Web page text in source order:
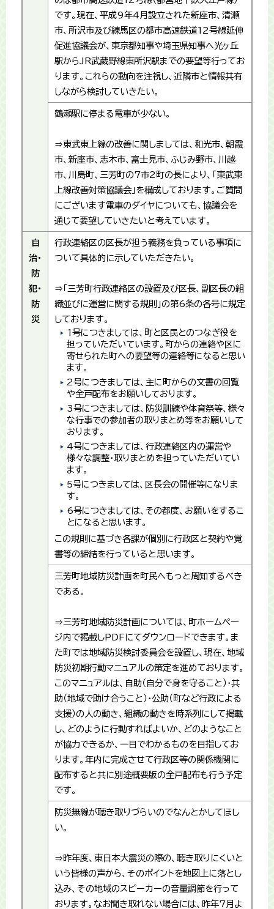
です。現在、平成9年4月設立された新座市、清瀬
市、所沢市及び練馬区の都市高速鉄道12号線延伸
促進協議会が、東京都知事や埼玉県知事へ光ヶ丘
駅からJR武蔵野線東所沢駅までの要望等行ってお
ります。これらの動向を注視し、近隣市と情報共有
しながら検討していきたい。
鶴瀬駅に停まる電車が少ない。
⇒東武東上線の改善に関しましては、和光市、朝霞
市、新座市、志木市、富士見市、ふじみ野市、川越
市、川島町、三芳町の7市2町の長により、「東武東
上線改善対策協議会」を構成しております。ご質問
にございます電車のダイヤについても、協議会を
通じて要望していきたいと考えています。
自
治・
防
犯・
防
災
行政連絡区の区長が担う義務を負っている事項に
ついて具体的に示していただきたい。
⇒「三芳町行政連絡区の設置及び区長、副区長の組
織並びに運営に関する規則」の第6条の各号に規定
しております。
1号につきましては、町と区民とのつなぎ役を
担っていただいています。町からの連絡や区に
寄せられた町への要望等の連絡等になると思い
ます。
2号につきましては、主に町からの文書の回覧
や全戸配布をお願いしております。
3号につきましては、防災訓練や体育祭等、様々
な行事での参加者の取りまとめ等をお願いして
おります。
4号につきましては、行政連絡区内の運営や
様々な調整・取りまとめを担っていただいてい
ます。
5号につきましては、区長会の開催等になりま
す。
6号につきましては、その都度、お願いをするこ
とになると思います。
この規則に基づき各課が個別に行政区と契約や覚
書等の締結を行っていると思います。
三芳町地域防災計画を町民へもっと周知するべき
である。
⇒三芳町地域防災計画については、町ホームペー
ジ内で掲載しPDFにてダウンロードできます。ま
た町では地域防災検討委員会を設置し、現在、地域
防災初期行動マニュアルの策定を進めております。
このマニュアルは、自助（自分で身を守ること）・共
助（地域で助け合うこと）・公助（町など行政による
支援）の人の動き、組織の動きを時系列にして掲載
し、どのように行動すればよいか、どのようなこと
が協力できるか、一目でわかるものを目指してお
ります。年内に完成させて行政区等の関係機関に
配布すると共に別途概要版の全戸配布も行う予定
です。
防災無線が聴き取りづらいのでなんとかしてほし
い。
⇒昨年度、東日本大震災の際の、聴き取りにくいと
いう皆様の声から、そのポイントを地図上に落とし
込み、その地域のスピーカーの音量調節を行って
おります。なお聞き取れない場合には、昨年7月よ